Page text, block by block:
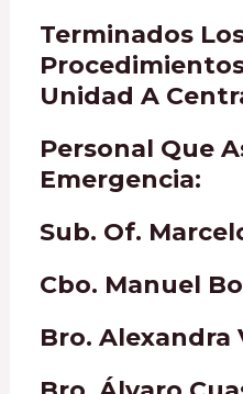
Terminados
Unidad A
Personal Que
Emergencia:
Sub. Of.
Cbo. Manuel
Bro. Alexandra